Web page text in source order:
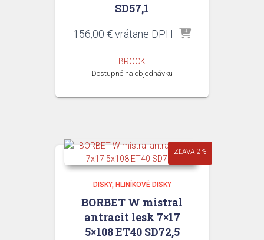
SD57,1
156,00 €vrátane DPH
BROCK
Dostupné na objednávku
ZĽAVA 2%
DISKY HLINÍKOVÉ DISKY
BORBET W mistral
antracit lesk 7×17
5×108 ET40 SD72,5